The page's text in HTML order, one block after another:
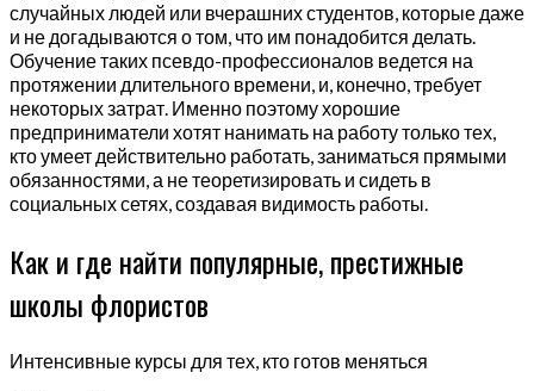
случайных людей или вчерашних студентов, которые даже
и не догадываются о том, что им понадобится делать.
Обучение таких псевдо-профессионалов ведется на
протяжении длительного времени, и, конечно, требует
некоторых затрат. Именно поэтому хорошие
предприниматели хотят нанимать на работу только тех,
кто умеет действительно работать, заниматься прямыми
обязанностями, а не теоретизировать и сидеть в
социальных сетях, создавая видимость работы.
Как и где найти популярные, престижные
школы флористов
Интенсивные курсы для тех, кто готов меняться